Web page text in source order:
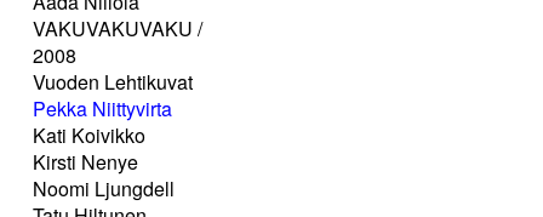
VAKUVAKUVAKU /
2008
Vuoden Lehtikuvat
Pekka Niittyvirta
Kati Koivikko
Kirsti Nenye
Noomi Ljungdell